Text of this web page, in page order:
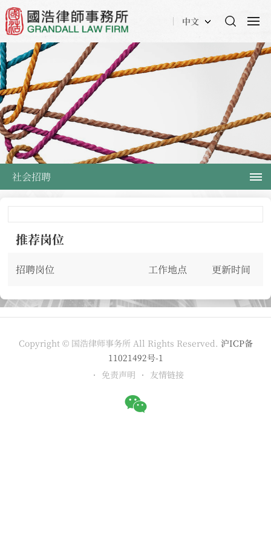
中文
社会招聘
推荐岗位
招聘岗位 工作地点 更新时间
Copyright © 国浩律师事务所 All Rights Reserved. 沪ICP备
11021492号-1
免责声明
友情链接